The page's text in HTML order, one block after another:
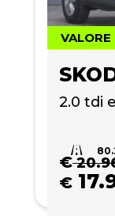
2.0 tdi
€
€